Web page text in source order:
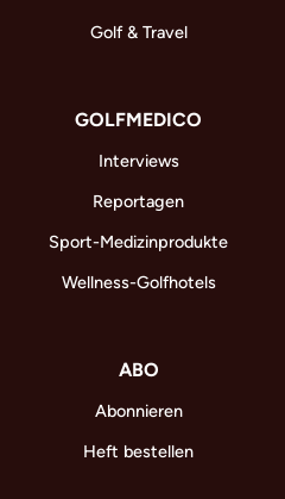
Golf & Travel
GOLFMEDICO
Interviews
Reportagen
Sport-Medizinprodukte
Wellness-Golfhotels
ABO
Abonnieren
Heft bestellen